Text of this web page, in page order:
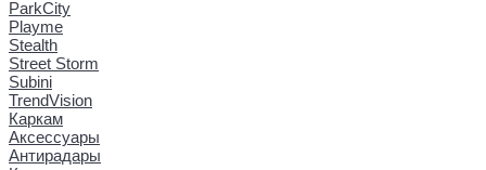
ParkCity
Playme
Stealth
Street Storm
Subini
TrendVision
Каркам
Аксессуары
Антирадары